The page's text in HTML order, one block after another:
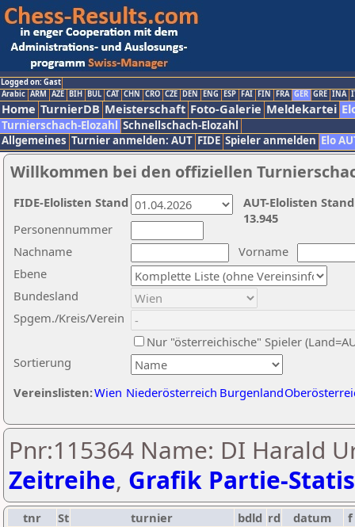
Logged on: Gast
Arabic ARM AZE BIH BUL CAT CHN CRO CZE DEN ENG ESP FAI FIN FRA GER GRE INA
Home TurnierDB Meisterschaft Foto-Galerie Meldekartei
Turnierschach-Elozahl Schnellschach-Elozahl
Allgemeines Turnier anmelden: AUT FIDE Spieler anmelden Elo
Willkommen bei den offiziellen
Nachname
Vorname
Ebene
Sortierung
Personennummer
Bundesland
Spgem./Kreis/Verein
Nur "österreichische" Spieler
Vereinslisten:Wien Niederösterreich Burgenland
AUT-Elolisten
13.945
FIDE-Elolisten Stand
Pnr:115364 Name: DI Harald
Zeitreihe, Grafik Partie-
tnr St turnier bdld rd datum
f